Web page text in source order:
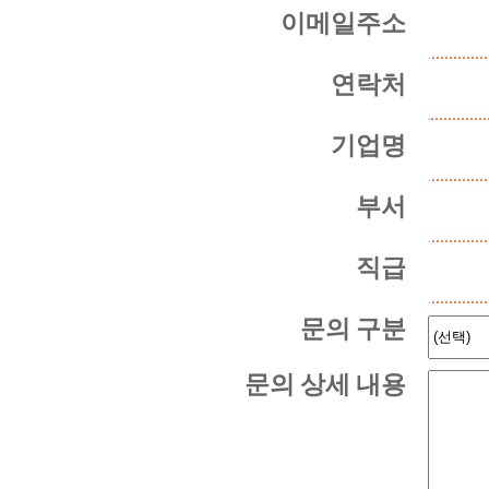
이메일주소
연락처
기업명
부서
직급
문의 구분
문의 상세 내용